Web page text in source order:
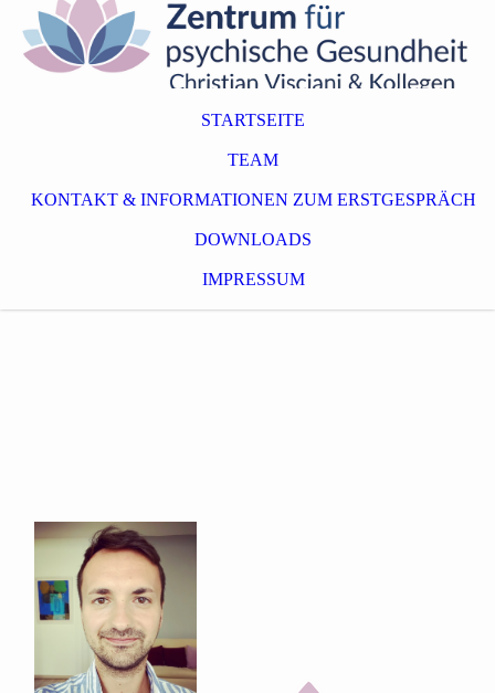
STARTSEITE
TEAM
KONTAKT & INFORMATIONEN ZUM ERSTGESPRÄCH
DOWNLOADS
IMPRESSUM